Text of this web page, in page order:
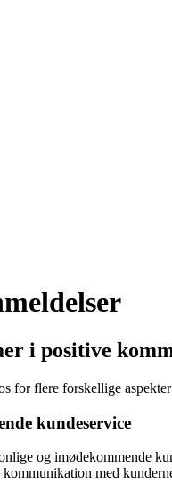
i positive
for flere forskellige
kundeservice
og imødekommende
med